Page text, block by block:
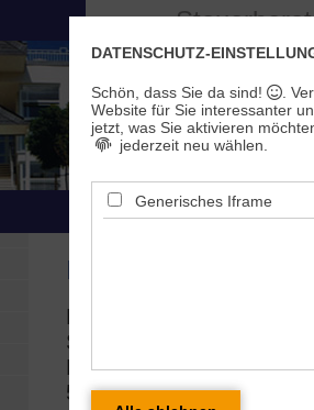
Mittelständische
Unternehmen
Impressum
Helmut Brinkmann
Steuerkanzlei
Möhnestr. 177
59581 Warstein
DATENSCHUTZ-
Schön, dass Sie da sind!
.
Website für Sie interessanter
jetzt, was Sie aktivieren
jederzeit neu wählen.
Generisches Iframe